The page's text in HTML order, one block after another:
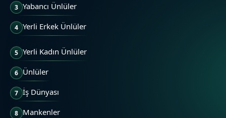
3 Yabancı Ünlüler
4 Yerli Erkek Ünlüler
5 Yerli Kadın Ünlüler
6 Ünlüler
7 İş Dünyası
8 Mankenler